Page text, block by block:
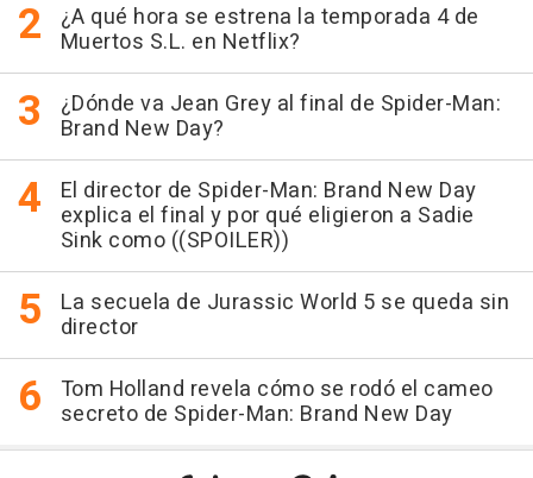
¿A qué hora se estrena la temporada 4 de
Muertos S.L. en Netflix?
¿Dónde va Jean Grey al final de Spider-Man:
Brand New Day?
El director de Spider-Man: Brand New Day
explica el final y por qué eligieron a Sadie
Sink como ((SPOILER))
La secuela de Jurassic World 5 se queda sin
director
Tom Holland revela cómo se rodó el cameo
secreto de Spider-Man: Brand New Day